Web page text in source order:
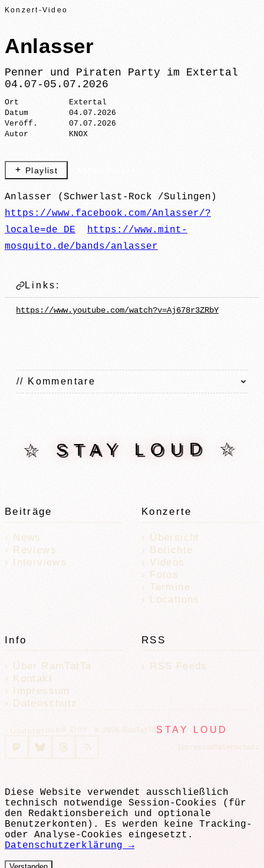
Konzert-Video
Anlasser
Penner und Piraten Party im Extertal
04.07-05.07.2026
Ort
Extertal
Datum
04.07.2026
Veröff.
07.07.2026
Autor
KNOX
Dieses Video wird von YouTube bereitgestellt.
Mit dem Abspielen stimmst du der Einbindung von
YouTube-Inhalten und der damit verbundenen
Datenverarbeitung durch Google zu.
Datenschutzerklärung von Google
Playlist
Anlasser (Schwerlast-Rock /Sulingen)
https://www.facebook.com/Anlasser/?
locale=de_DE
https://www.mint-
mosquito.de/bands/anlasser
Links:
https://www.youtube.com/watch?v=Aj678r3ZRbY
// Kommentare
☆ STAY LOUD ☆
Beiträge
News
Reviews
Interviews
Konzerte
Übersicht
Berichte
Videos
Fotos
Termine
Locations
Info
Über RamTatTa
Kontakt
Impressum
Datenschutz
RSS
RSS Feeds
Underground Zine © 2026 RamTatTaSTAY LOUD
ImpressumDatenschutz
Diese Website verwendet ausschließlich
technisch notwendige Session-Cookies (für
den Redaktionsbereich und optionale
Benutzerkonten). Es werden keine Tracking-
oder Analyse-Cookies eingesetzt.
Datenschutzerklärung →